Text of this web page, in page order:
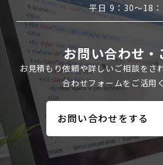
平日 9：30〜18
お問い合わせ・
お見積もり依頼や詳しいご相談をさ
合わせフォームを ご活用
お問い合わせをする